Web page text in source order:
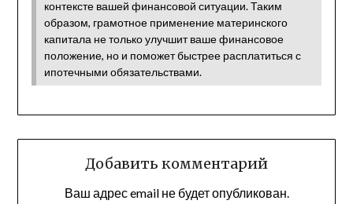
контексте вашей финансовой ситуации. Таким
образом, грамотное применение материнского
капитала не только улучшит ваше финансовое
положение, но и поможет быстрее расплатиться с
ипотечными обязательствами.
Добавить комментарий
Ваш адрес email не будет опубликован.